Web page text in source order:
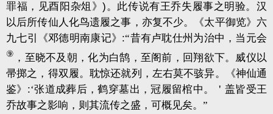
罪福，见酉阳杂俎》)。此传说有王乔失履事之明验。汉
以后所传仙人化鸟遗履之事，亦复不少。《太平御览》六
九七引《邓德明南康记》 :“昔有卢耽仕州为治中，当元会
⑨ ，至晓不及朝，化为白鹄，至阁前，回翔欲下。威仪以
帚掷之，得双履。耽惊还就列，左右莫不骇异。《神仙通
鉴》 :‘张道成葬后，鹤穿墓出，冠履留棺中。＇盖皆受王
乔故事之影响，则其流传之盛，可概见矣。”